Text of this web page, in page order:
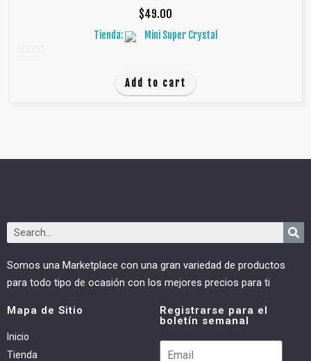
$49.00
Tienda: Mini Super Crystal
Add to cart
Somos una Marketplace con una gran variedad de productos
para todo tipo de ocasión con los mejores precios para ti
Mapa de Sitio
Inicio
Tienda
Registrarse para el
boletín semanal